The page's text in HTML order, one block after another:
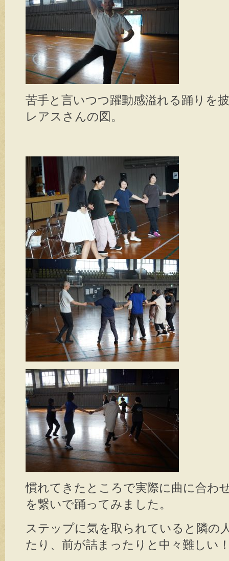
苦手と言いつつ躍動感溢れる踊りを
レアスさんの図。
慣れてきたところで実際に曲に合わ
を繋いで踊ってみました。
ステップに気を取られていると隣の
たり、前が詰まったりと中々難しい